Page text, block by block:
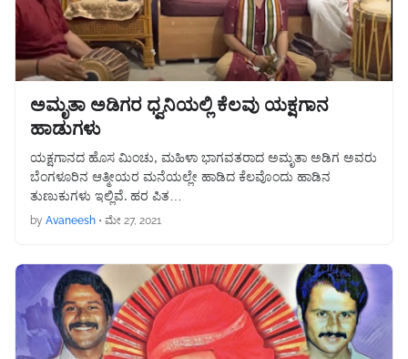
ಅಮೃತಾ ಅಡಿಗರ ಧ್ವನಿಯಲ್ಲಿ ಕೆಲವು ಯಕ್ಷಗಾನ
ಹಾಡುಗಳು
ಯಕ್ಷಗಾನದ ಹೊಸ ಮಿಂಚು, ಮಹಿಳಾ ಭಾಗವತರಾದ ಅಮೃತಾ ಅಡಿಗ ಅವರು
ಬೆಂಗಳೂರಿನ ಆತ್ಮೀಯರ ಮನೆಯಲ್ಲೇ ಹಾಡಿದ ಕೆಲವೊಂದು ಹಾಡಿನ
ತುಣುಕುಗಳು ಇಲ್ಲಿವೆ. ಹರ ಪಿತ…
by Avaneesh • ಮೇ 27, 2021